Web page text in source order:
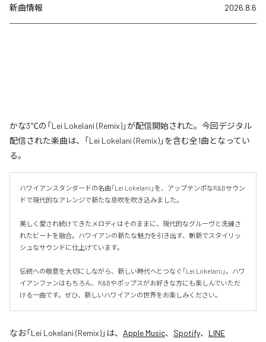
新曲情報 2026.8.6
かな3℃の「Lei Lokelani (Remix)」が配信開始された。今回デジタル
配信された楽曲は、「Lei Lokelani (Remix)」を含む全1曲となってい
る。
ハワイアンスタンダードの名曲「Lei Lokelani」を、アップテンポなR&Bサウン
ドで現代的なアレンジで新たな息吹を吹き込みました。
美しく愛され続けてきたメロディはそのままに、現代的なグルーヴと洗練さ
れたビートを融合。ハワイアンの新たな魅力を引き出す、斬新でスタイリッ
シュなサウンドに仕上げています。
伝統への敬意を大切にしながら、新しい時代へとつなぐ「Lei Lokelani」。ハワ
イアンファンはもちろん、R&Bやポップスがお好きな方にも楽しんでいただ
ける一曲です。ぜひ、新しいハワイアンの世界をお楽しみください。
なお「Lei Lokelani (Remix)」は、 Apple Music、 Spotify、 LINE